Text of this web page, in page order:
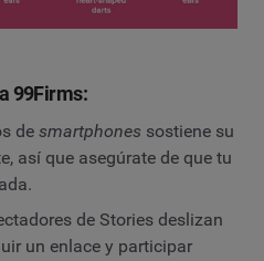
99Firms:
de smartphones sostiene su
así que asegúrate de que tu
de Stories deslizan
un enlace y participar